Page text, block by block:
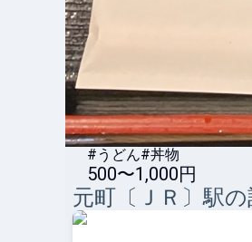
#うどん#丼物
500〜1,000円
元町〔ＪＲ〕駅